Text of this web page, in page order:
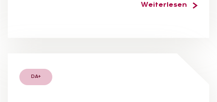
Weiterlesen
DA+